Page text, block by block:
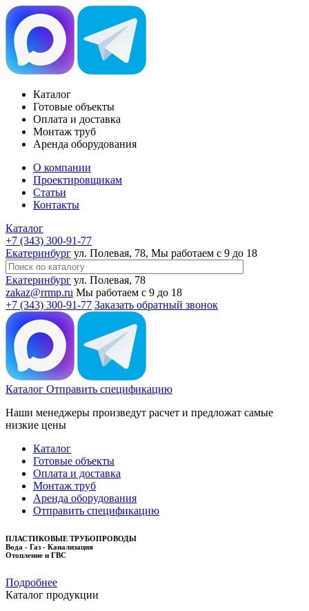
Каталог
Готовые объекты
Оплата и доставка
Монтаж труб
Аренда оборудования
О компании
Проектировщикам
Статьи
Контакты
Каталог
+7 (343) 300-91-77
Екатеринбург ул. Полевая, 78, Мы работаем с 9 до 18
Екатеринбург ул. Полевая, 78
zakaz@rrmp.ru Мы работаем с 9 до 18
+7 (343) 300-91-77 Заказать обратный звонок
Каталог Отправить спецификацию
Наши менеджеры произведут расчет и предложат самые
низкие цены
Каталог
Готовые объекты
Оплата и доставка
Монтаж труб
Аренда оборудования
Отправить спецификацию
ПЛАСТИКОВЫЕ ТРУБОПРОВОДЫ
Вода - Газ - Канализация
Отопление и ГВС
Подробнее
Каталог продукции